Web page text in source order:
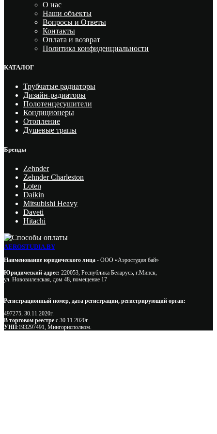
О нас
Наши объекты
Вопросы и Ответы
Контакты
Оплата и возврат
Политика конфиденциальности
КАТАЛОГ
Трубчатые радиаторы
Дизайн-радиаторы
Полотенцесушители
Кондиционеры
Отопление
Душевые трапы
Бренды
Zehnder
Zehnder Charleston
Loten
Daikin
Mitsubishi Heavy
Daveti
Hitachi
AEROSTUDIA.BY
Наименование юридического лица - ООО «Аэростудия бай»
Юридический адрес: 220053, Республика Беларусь, г.Минск,
ул. Нововиленская, дом 48, помещение 17
Регистрационный номер, дата регистрации, регистрирующий орган:
497275, 30.11.2020г.
В торговом реестре с 30.11.2020г.
УНП:193297491, Мингорисполком.